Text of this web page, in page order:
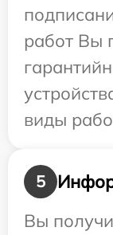
работ Вы
виды
5
Вы